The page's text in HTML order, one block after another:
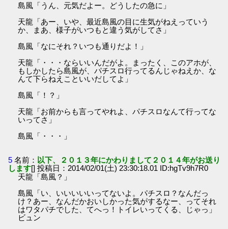
島風「うん、元気だよー。どうしたの急に」
天龍「あー、いや、最近島風の目に生気がねえっていう
か、まあ、様子がいつもと違う気がしてさ」
島風「なにそれ？いつも通りだよ！」
天龍「・・・ならいいんだがよ。まったく、このアホが、
もしかしたら島風が、パチスロ行ってるんじゃねえか、な
んて下らねえこといいだしてよ」
島風「！？」
天龍「お前からも言ってやれよ、パチスロなんて行ってな
いってさ」
島風「・・・」
5 名前： 以下、２０１３年にかわりまして２０１４年がお送り
します[] 投稿日：2014/02/01(土) 23:30:18.01 ID:hgTv9h7R0
天龍「島風？」
島風「い、いいいいいってないよ。パチスロ？なんだっ
け？あー、なんだかおいしかった気がするなー、ってそれ
はワタパチでした、てへっ！トイレいってくる、じゃっ」
ビュン